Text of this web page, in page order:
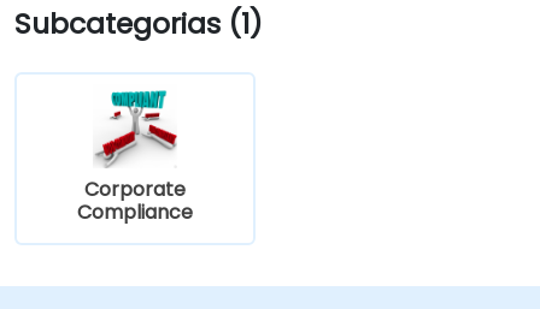
Subcategorias (1)
Corporate
Compliance